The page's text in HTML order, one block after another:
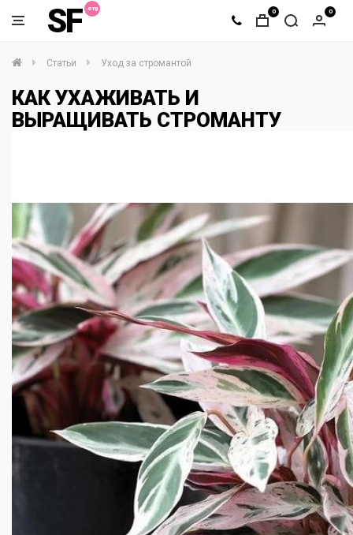
SF 0 0
Статьи Уход за стромантой
КАК УХАЖИВАТЬ И
ВЫРАЩИВАТЬ СТРОМАНТУ